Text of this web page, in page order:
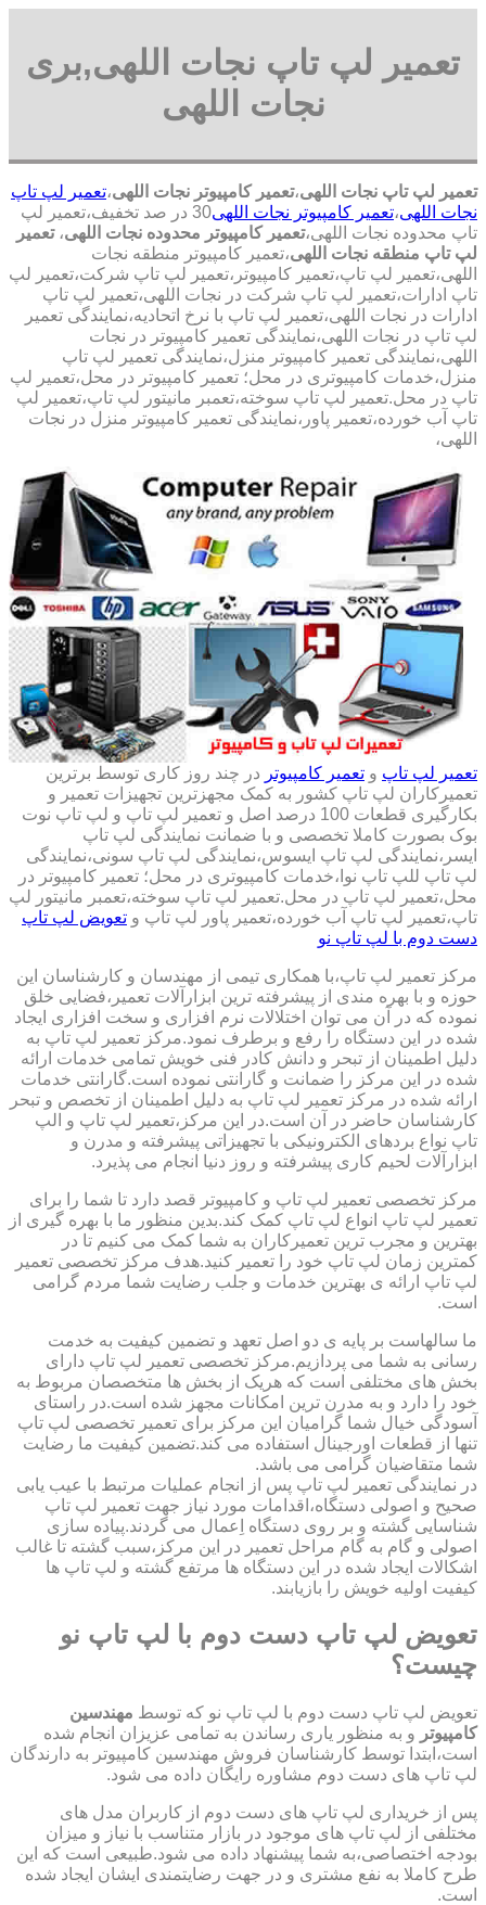
تعمیر لپ تاپ نجات اللهی,بری
نجات اللهی
تعمیر لپ تاپ نجات اللهی،تعمیر کامپیوتر نجات اللهی،تعمیر لپ تاپ
نجات اللهی،تعمیر کامپیوتر نجات اللهی
30 در صد تخفیف،تعمیر لپ
تاپ محدوده نجات اللهی،تعمیر کامپیوتر محدوده نجات اللهی، تعمیر
لپ تاپ منطقه نجات اللهی،تعمیر کامپیوتر منطقه نجات
اللهی،تعمیر لپ تاپ،تعمیر کامپیوتر،تعمیر لپ تاپ شرکت،تعمیر لپ
تاپ ادارات،تعمیر لپ تاپ شرکت در نجات اللهی،تعمیر لپ تاپ
ادارات در نجات اللهی،تعمیر لپ تاپ با نرخ اتحادیه،نمایندگی تعمیر
لپ تاپ در نجات اللهی،نمایندگی تعمیر کامپیوتر در نجات
اللهی،نمایندگی تعمیر کامپیوتر منزل،نمایندگی تعمیر لپ تاپ
منزل،خدمات کامپیوتری در محل؛ تعمیر کامپیوتر در محل،تعمیر لپ
تاپ در محل.تعمیر لپ تاپ سوخته،تعمبر مانیتور لپ تاپ،تعمیر لپ
تاپ آب خورده،تعمیر پاور،نمایندگی تعمیر کامپیوتر منزل در نجات
اللهی،
تعمیر لپ تاپ و تعمیر کامپیوتر در چند روز کاری توسط برترین
تعمیرکاران لپ تاپ کشور به کمک مجهزترین تجهیزات تعمیر و
بکارگیری قطعات 100 درصد اصل و تعمیر لپ تاپ و لپ تاپ نوت
بوک بصورت کاملا تخصصی و با ضمانت نمایندگی لپ تاپ
ایسر،نمایندگی لپ تاپ ایسوس،نمایندگی لپ تاپ سونی،نمایندگی
لپ تاپ للپ تاپ نوا،خدمات کامپیوتری در محل؛ تعمیر کامپیوتر در
محل،تعمیر لپ تاپ در محل.تعمیر لپ تاپ سوخته،تعمبر مانیتور لپ
تاپ،تعمیر لپ تاپ آب خورده،تعمیر پاور لپ تاپ و تعویض لپ تاپ
دست دوم با لپ تاپ نو
مرکز تعمیر لپ تاپ،با همکاری تیمی از مهندسان و کارشناسان این
حوزه و با بهره مندی از پیشرفته ترین ابزارآلات تعمیر،فضایی خلق
نموده که در آن می توان اختلالات نرم افزاری و سخت افزاری ایجاد
شده در این دستگاه را رفع و برطرف نمود.مرکز تعمیر لپ تاپ به
دلیل اطمینان از تبحر و دانش کادر فنی خویش تمامی خدمات ارائه
شده در این مرکز را ضمانت و گارانتی نموده است.گارانتی خدمات
ارائه شده در مرکز تعمیر لپ تاپ به دلیل اطمینان از تخصص و تبحر
کارشناسان حاضر در آن است.در این مرکز،تعمیر لپ تاپ و الپ
تاپ نواع بردهای الکترونیکی با تجهیزاتی پیشرفته و مدرن و
ابزارآلات لحیم کاری پیشرفته و روز دنیا انجام می پذیرد.
مرکز تخصصی تعمیر لپ تاپ و کامپیوتر قصد دارد تا شما را برای
تعمیر لپ تاپ انواع لپ تاپ کمک کند.بدین منظور ما با بهره گیری از
بهترین و مجرب ترین تعمیرکاران به شما کمک می کنیم تا در
کمترین زمان لپ تاپ خود را تعمیر کنید.هدف مرکز تخصصی تعمیر
لپ تاپ ارائه ی بهترین خدمات و جلب رضایت شما مردم گرامی
است.
ما سالهاست بر پایه ی دو اصل تعهد و تضمین کیفیت به خدمت
رسانی به شما می پردازیم.مرکز تخصصی تعمیر لپ تاپ دارای
بخش های مختلفی است که هریک از بخش ها متخصصان مربوط به
خود را دارد و به مدرن ترین امکانات مجهز شده است.در راستای
آسودگی خیال شما گرامیان این مرکز برای تعمیر تخصصی لپ تاپ
تنها از قطعات اورجینال استفاده می کند.تضمین کیفیت ما رضایت
شما متقاضیان گرامی می باشد.
در نمایندگی تعمیر لپ تاپ پس از انجام عملیات مرتبط با عیب یابی
صحیح و اصولی دستگاه،اقدامات مورد نیاز جهت تعمیر لپ تاپ
شناسایی گشته و بر روی دستگاه اِعمال می گردند.پیاده سازی
اصولی و گام به گام مراحل تعمیر در این مرکز،سبب گشته تا غالب
اشکالات ایجاد شده در این دستگاه ها مرتفع گشته و لپ تاپ ها
کیفیت اولیه خویش را بازیابند.
تعویض لپ تاپ دست دوم با لپ تاپ نو
چیست؟
تعویض لپ تاپ دست دوم با لپ تاپ نو که توسط مهندسین
کامپیوتر و به منظور یاری رساندن به تمامی عزیزان انجام شده
است،ابتدا توسط کارشناسان فروش مهندسین کامپیوتر به دارندگان
لپ تاپ های دست دوم مشاوره رایگان داده می شود.
پس از خریداری لپ تاپ های دست دوم از کاربران مدل های
مختلفی از لپ تاپ های موجود در بازار متناسب با نیاز و میزان
بودجه اختصاصی،به شما پیشنهاد داده می شود.طبیعی است که این
طرح کاملا به نفع مشتری و در جهت رضایتمندی ایشان ایجاد شده
است.